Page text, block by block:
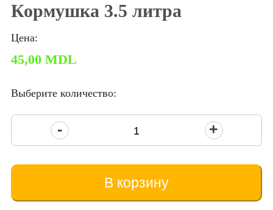
Кормушка 3.5 литра
Цена:
45,00 MDL
Выберите количество:
Количество
товара
Hrănitor
litri
В корзину